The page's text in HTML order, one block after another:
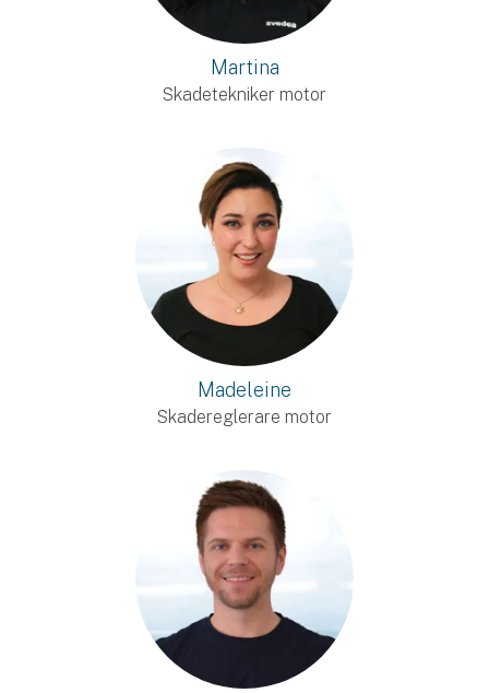
Martina
Skadetekniker motor
Madeleine
Skadereglerare motor